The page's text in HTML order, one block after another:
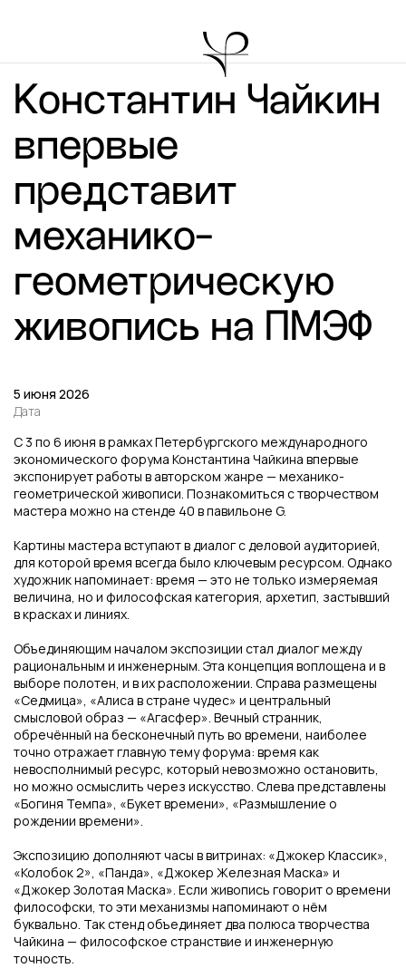
Константин Чайкин
впервые
представит
механико-
геометрическую
живопись на ПМЭФ
5 июня 2026
Дата
С 3 по 6 июня в рамках Петербургского международного
экономического форума Константина Чайкина впервые
экспонирует работы в авторском жанре — механико-
геометрической живописи. Познакомиться с творчеством
мастера можно на стенде 40 в павильоне G.
Картины мастера вступают в диалог с деловой аудиторией,
для которой время всегда было ключевым ресурсом. Однако
художник напоминает: время — это не только измеряемая
величина, но и философская категория, архетип, застывший
в красках и линиях.
Объединяющим началом экспозиции стал диалог между
рациональным и инженерным. Эта концепция воплощена и в
выборе полотен, и в их расположении. Справа размещены
«Седмица», «Алиса в стране чудес» и центральный
смысловой образ — «Агасфер». Вечный странник,
обречённый на бесконечный путь во времени, наиболее
точно отражает главную тему форума: время как
невосполнимый ресурс, который невозможно остановить,
но можно осмыслить через искусство. Слева представлены
«Богиня Темпа», «Букет времени», «Размышление о
рождении времени».
Экспозицию дополняют часы в витринах: «Джокер Классик»,
«Колобок 2», «Панда», «Джокер Железная Маска» и
«Джокер Золотая Маска». Если живопись говорит о времени
философски, то эти механизмы напоминают о нём
буквально. Так стенд объединяет два полюса творчества
Чайкина — философское странствие и инженерную
точность.